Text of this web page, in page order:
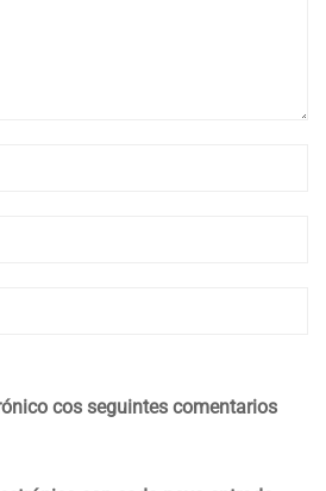
cos seguintes comentarios